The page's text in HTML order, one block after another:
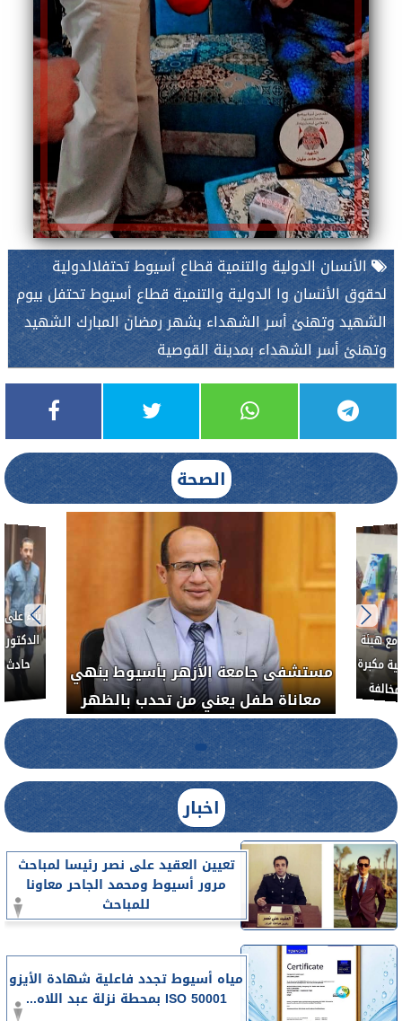
الأنسان الدولية والتنمية قطاع أسيوط تحتفلالدولية
لحقوق الأنسان وا الدولية والتنمية قطاع أسيوط تحتفل بيوم
الشهيد وتهنئ أسر الشهداء بشهر رمضان المبارك الشهيد
وتهنئ أسر الشهداء بمدينة القوصية
الصحة
العلاج الحر بمنفلوط بالتعاون مع هيئة
الدواء المصرية يشن حملة رقابية مكبرة
لضبط المنشآت الطبية المخالفة.....
خبيث
اخبار
تعيين العقيد على نصر رئيسا لمباحث
مرور أسيوط ومحمد الجاحر معاونا
للمباحث
مياه أسيوط تجدد فاعلية شهادة الأيزو
ISO 50001 بمحطة نزلة عبد اللاه...